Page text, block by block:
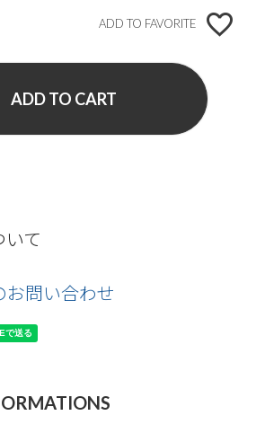
ADD TO FAVORITE
ADD TO CART
いて
お問い合わせ